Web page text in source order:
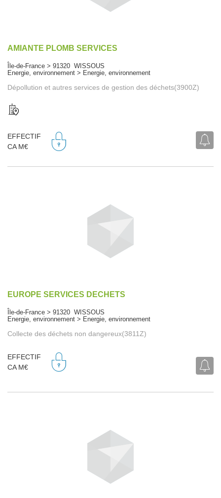
AMIANTE PLOMB SERVICES
Île-de-France > 91320 WISSOUS
Energie, environnement > Energie, environnement
Dépollution et autres services de gestion des déchets(3900Z)
EFFECTIF
CA M€
EUROPE SERVICES DECHETS
Île-de-France > 91320 WISSOUS
Energie, environnement > Energie, environnement
Collecte des déchets non dangereux(3811Z)
EFFECTIF
CA M€